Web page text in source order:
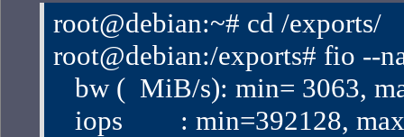
root@debian:~# cd /exports/
root@debian:/exports# fio --
bw (  MiB/s): min= 3063,
iops        : min=392128,